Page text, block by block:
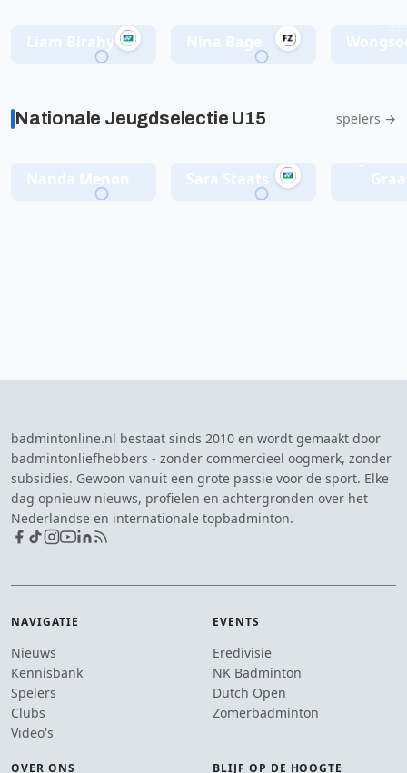
Liam Birahy
Nationale Jeugdselectie U15 spelers →
badmintonline.nl bestaat sinds 2010 en wordt gemaakt door
badmintonliefhebbers - zonder commercieel oogmerk, zonder
subsidies. Gewoon vanuit een grote passie voor de sport. Elke
dag opnieuw nieuws, profielen en achtergronden over het
Nederlandse en internationale topbadminton.
NAVIGATIE
Nieuws
Kennisbank
Spelers
Clubs
Video's
EVENTS
Eredivisie
NK Badminton
Dutch Open
Zomerbadminton
OVER ONS BLIJF OP DE HOOGTE